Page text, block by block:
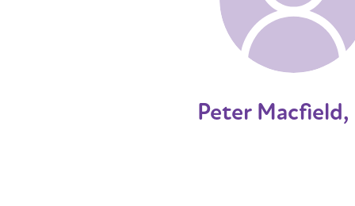
Peter